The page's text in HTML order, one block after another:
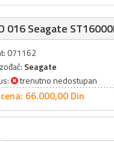
016 Seagate
071162
Seagate
trenutno nedostupan
66.000,00 Din